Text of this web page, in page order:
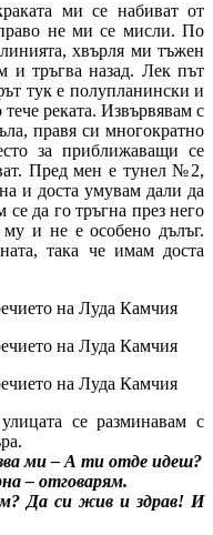
ми се набиват от
не ми се мисли. По
хвърля ми тъжен
и тръгва назад. Лек път
тук е полупланински и
реката. Извървявам с
правя си многократно
за приближаващи се
Пред мен е тунел №2,
и доста умувам дали да
да го тръгна през него
и не е особено дълъг.
така че имам доста
се разминавам с
ми – А ти отде идеш?
– отговарям.
Да си жив и здрав! И